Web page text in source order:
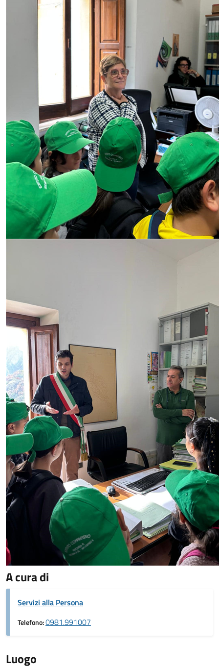
A cura di
Servizi alla Persona
Telefono:0981.991007
Luogo